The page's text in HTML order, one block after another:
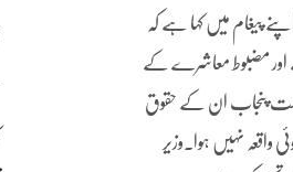
پیغام میں کہا ہے کہ
اور مضبوط معاشرے کے
حکومت پنجاب ان کے حقوق
نہیں ہوا۔وزیر